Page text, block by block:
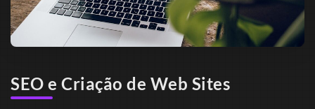
SEO e Criação de Web Sites